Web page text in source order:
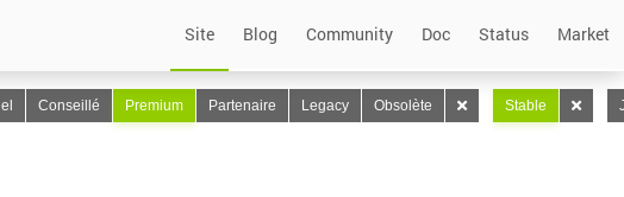
Site Blog Community Doc Status Market
Conseillé Premium Partenaire Legacy Obsolète Stable